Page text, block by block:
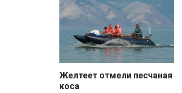
Желтеет отмели песчаная
коса